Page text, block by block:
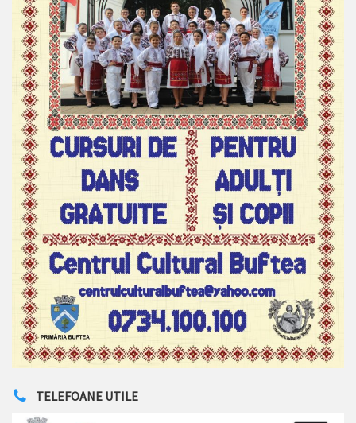
TELEFOANE UTILE